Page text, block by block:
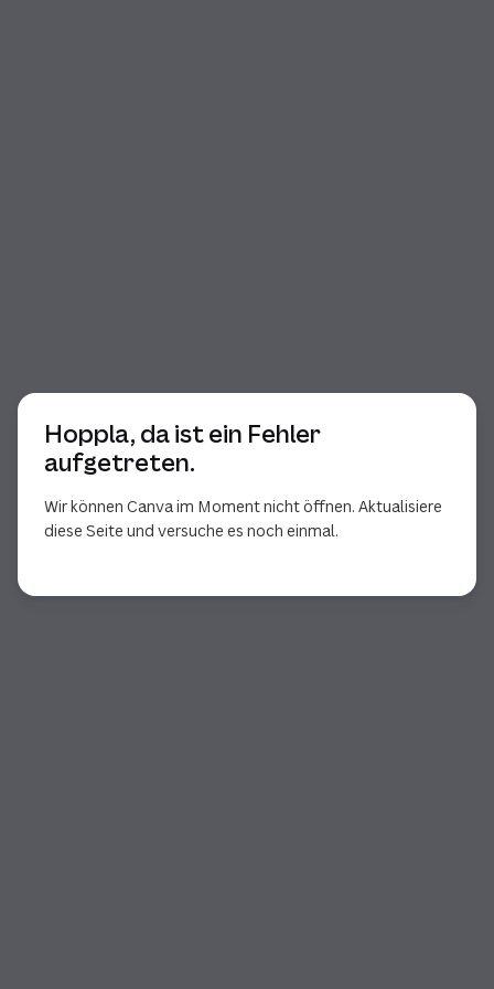
Hoppla, da ist ein Fehler
aufgetreten.
Wir können Canva im Moment nicht öffnen. Aktualisiere
diese Seite und versuche es noch einmal.